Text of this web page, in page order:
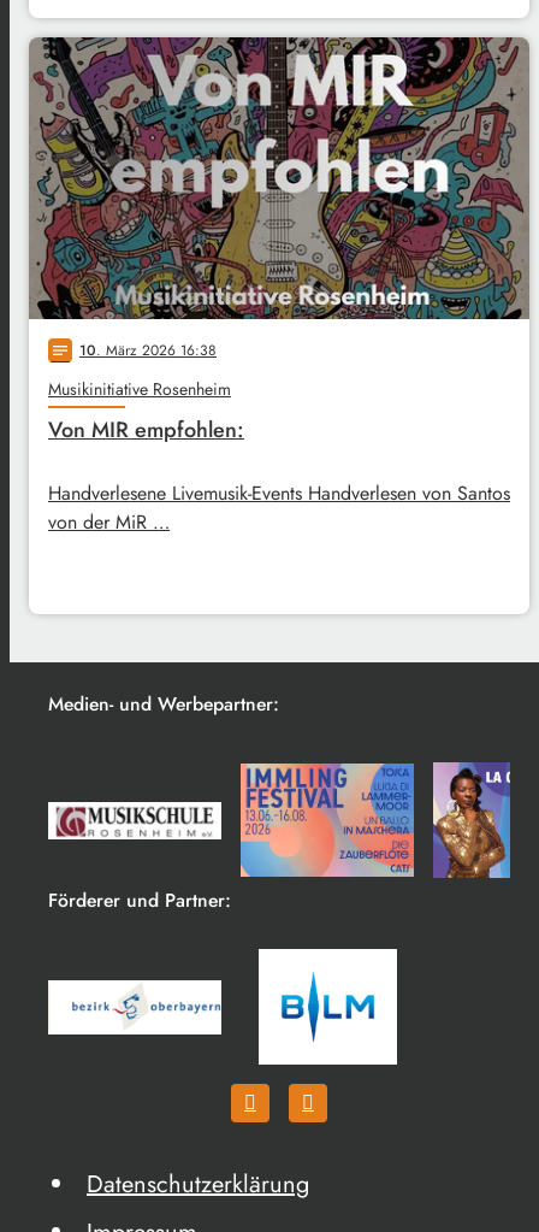
notes 10. März 2026 16:38
Musikinitiative Rosenheim
Von MIR empfohlen:
Handverlesene Livemusik-Events Handverlesen von Santos
von der MiR …
Medien- und Werbepartner:
Förderer und Partner:
Datenschutzerklärung